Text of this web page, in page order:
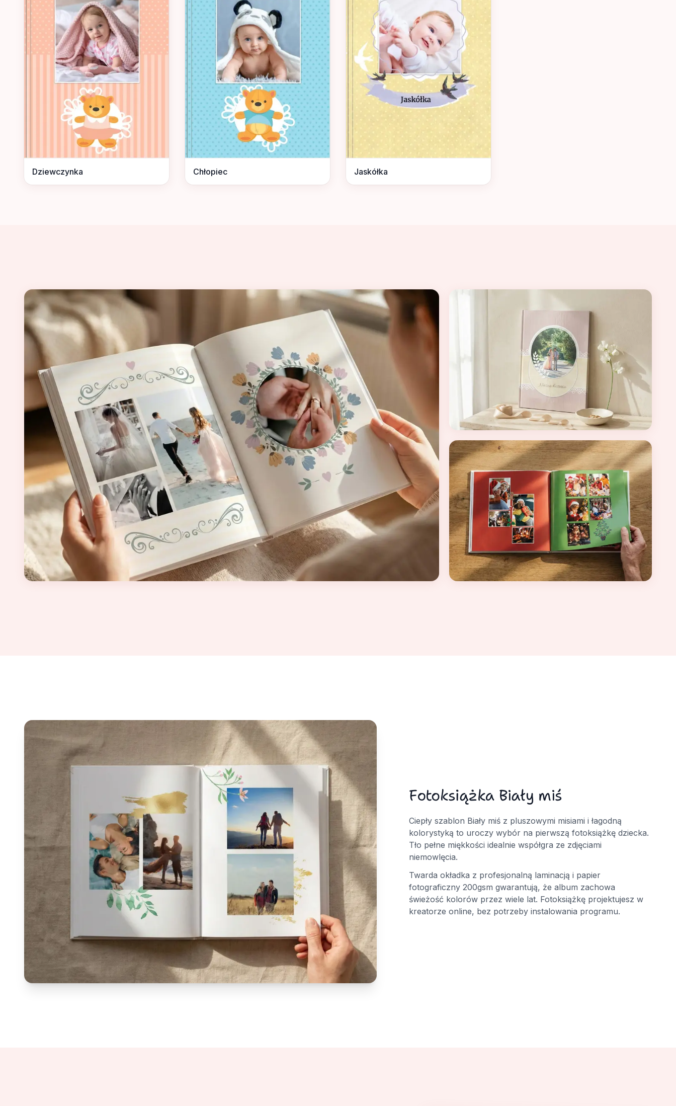
Dziewczynka Chłopiec Jaskółka
Fotoksiążka Biały miś
Ciepły szablon Biały miś z pluszowymi misiami i łagodną
kolorystyką to uroczy wybór na pierwszą fotoksiążkę dziecka.
Tło pełne miękkości idealnie współgra ze zdjęciami
niemowlęcia.
Twarda okładka z profesjonalną laminacją i papier
fotograficzny 200gsm gwarantują, że album zachowa
świeżość kolorów przez wiele lat. Fotoksiążkę projektujesz w
kreatorze online, bez potrzeby instalowania programu.